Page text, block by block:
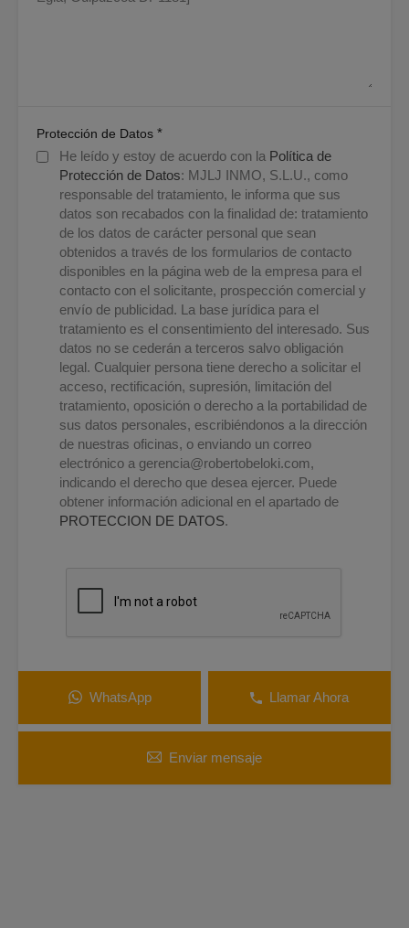
Protección de Datos *
He leído y estoy de acuerdo con la Política de
Protección de Datos: MJLJ INMO, S.L.U., como
responsable del tratamiento, le informa que sus
datos son recabados con la finalidad de: tratamiento
de los datos de carácter personal que sean
obtenidos a través de los formularios de contacto
disponibles en la página web de la empresa para el
contacto con el solicitante, prospección comercial y
envío de publicidad. La base jurídica para el
tratamiento es el consentimiento del interesado. Sus
datos no se cederán a terceros salvo obligación
legal. Cualquier persona tiene derecho a solicitar el
acceso, rectificación, supresión, limitación del
tratamiento, oposición o derecho a la portabilidad de
sus datos personales, escribiéndonos a la dirección
de nuestras oficinas, o enviando un correo
electrónico a gerencia@robertobeloki.com,
indicando el derecho que desea ejercer. Puede
obtener información adicional en el apartado de
PROTECCION DE DATOS.
WhatsApp Llamar Ahora
Enviar mensaje